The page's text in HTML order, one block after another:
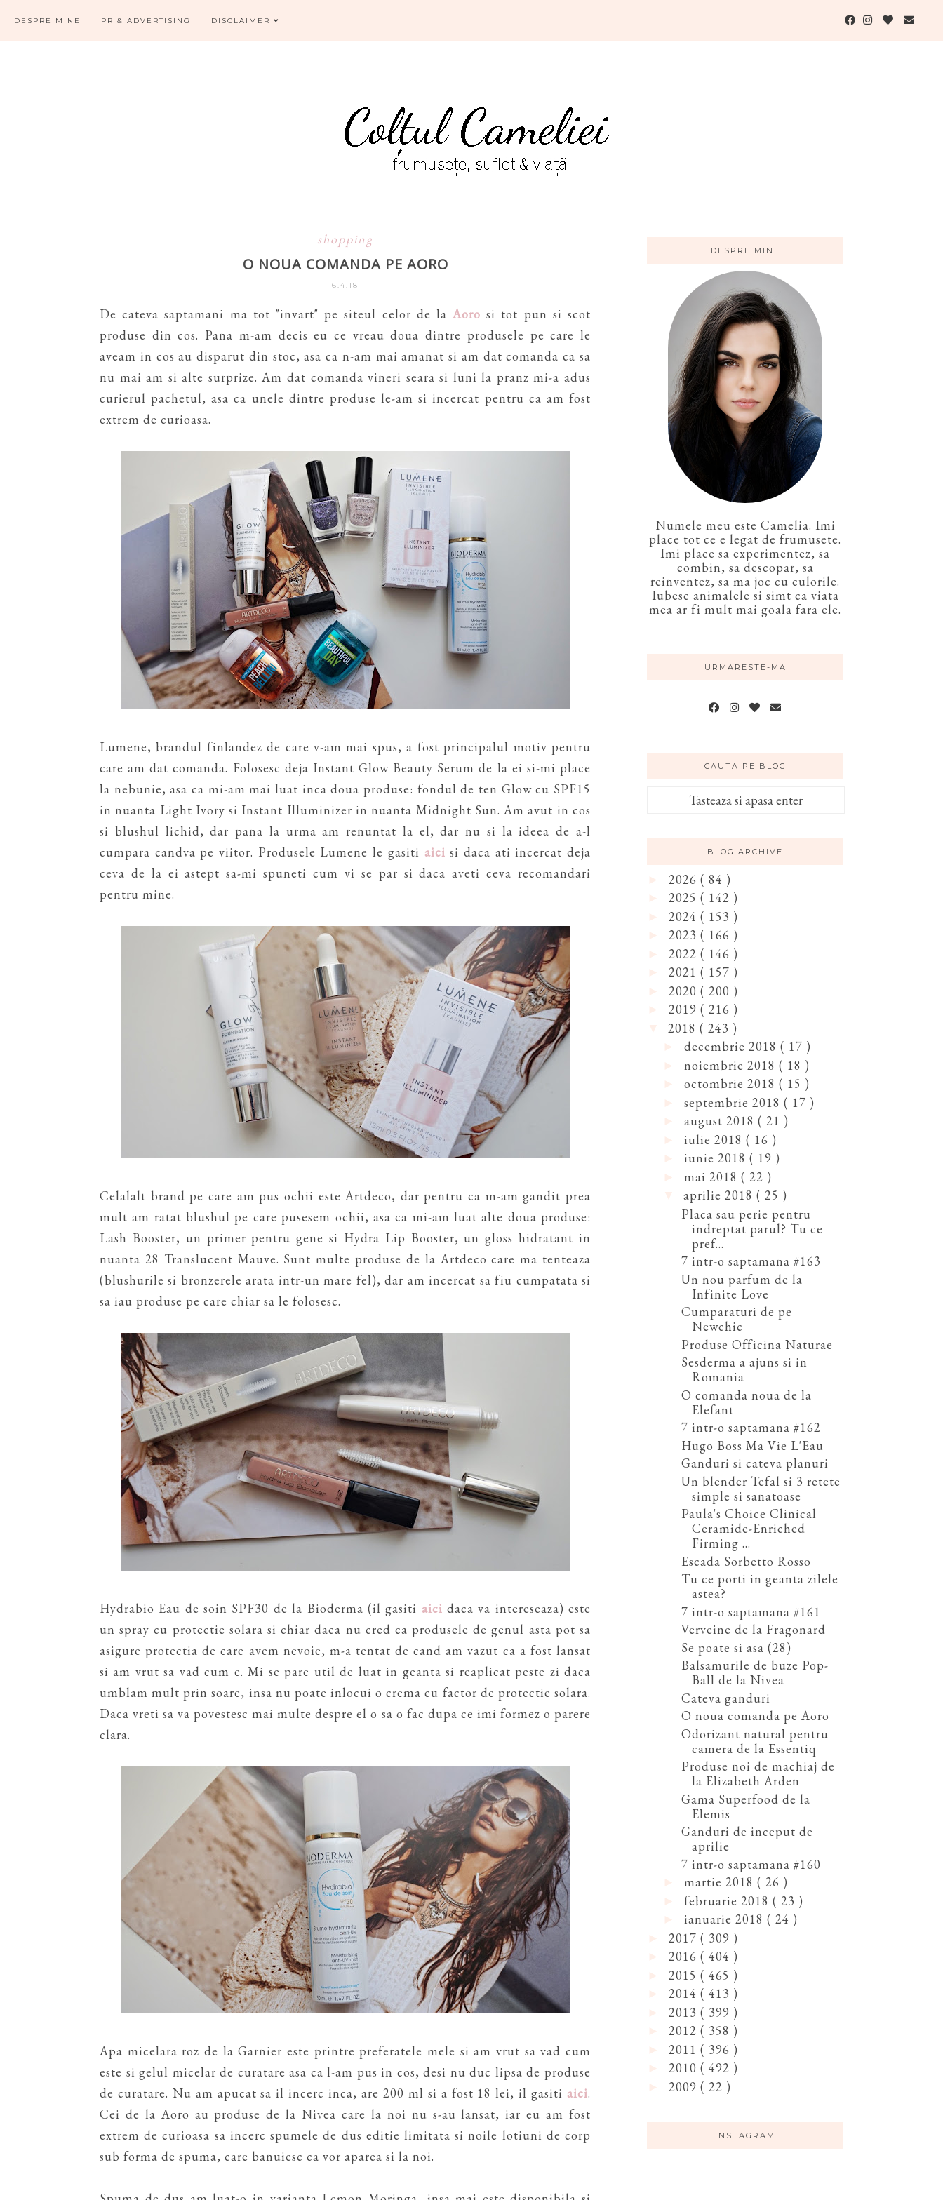
DESPRE MINE PR & ADVERTISING DISCLAIMER
shopping
O NOUA COMANDA PE AORO
6.4.18
De cateva saptamani ma tot "invart" pe siteul celor de laAoro si tot pun si scot
produse din cos. Pana m-am decis eu ce vreau doua dintre produsele pe care le
aveam in cos au disparut din stoc, asa ca n-am mai amanat si am dat comanda ca sa
nu mai am si alte surprize. Am dat comanda vineri seara si luni la pranz mi-a adus
curierul pachetul, asa ca unele dintre produse le-am si incercat pentru ca am fost
extrem de curioasa.
Lumene, brandul finlandez de care v-am mai spus, a fost principalul motiv pentru
care am dat comanda. Folosesc deja Instant Glow Beauty Serum de la ei si-mi place
la nebunie, asa ca mi-am mai luat inca doua produse: fondul de ten Glow cu SPF15
in nuanta Light Ivory si Instant Illuminizer in nuanta Midnight Sun. Am avut in cos
si blushul lichid, dar pana la urma am renuntat la el, dar nu si la ideea de a-l
cumpara candva pe viitor. Produsele Lumene le gasiti aici si daca ati incercat deja
ceva de la ei astept sa-mi spuneti cum vi se par si daca aveti ceva recomandari
pentru mine.
Celalalt brand pe care am pus ochii este Artdeco, dar pentru ca m-am gandit prea
mult am ratat blushul pe care pusesem ochii, asa ca mi-am luat alte doua produse:
Lash Booster, un primer pentru gene si Hydra Lip Booster, un gloss hidratant in
nuanta 28 Translucent Mauve. Sunt multe produse de la Artdeco care ma tenteaza
(blushurile si bronzerele arata intr-un mare fel), dar am incercat sa fiu cumpatata si
sa iau produse pe care chiar sa le folosesc.
Hydrabio Eau de soin SPF30 de la Bioderma (il gasiti aici daca va intereseaza) este
un spray cu protectie solara si chiar daca nu cred ca produsele de genul asta pot sa
asigure protectia de care avem nevoie, m-a tentat de cand am vazut ca a fost lansat
si am vrut sa vad cum e. Mi se pare util de luat in geanta si reaplicat peste zi daca
umblam mult prin soare, insa nu poate inlocui o crema cu factor de protectie solara.
Daca vreti sa va povestesc mai multe despre el o sa o fac dupa ce imi formez o parere
clara.
Apa micelara roz de la Garnier este printre preferatele mele si am vrut sa vad cum
este si gelul micelar de curatare asa ca l-am pus in cos, desi nu duc lipsa de produse
de curatare. Nu am apucat sa il incerc inca, are 200 ml si a fost 18 lei, il gasiti aici.
Cei de la Aoro au produse de la Nivea care la noi nu s-au lansat, iar eu am fost
extrem de curioasa sa incerc spumele de dus editie limitata si noile lotiuni de corp
sub forma de spuma, care banuiesc ca vor aparea si la noi.
DESPRE MINE
Numele meu este Camelia. Imi
place tot ce e legat de frumusete.
Imi place sa experimentez, sa
combin, sa descopar, sa
reinventez, sa ma joc cu culorile.
Iubesc animalele si simt ca viata
mea ar fi mult mai goala fara ele.
URMARESTE-MA
CAUTA PE BLOG
BLOG ARCHIVE
2026 ( 84 )
2025 ( 142 )
2024 ( 153 )
2023 ( 166 )
2022 ( 146 )
2021 ( 157 )
2020 ( 200 )
2019 ( 216 )
2018 ( 243 )
decembrie 2018 ( 17 )
noiembrie 2018 ( 18 )
octombrie 2018 ( 15 )
septembrie 2018 ( 17 )
august 2018 ( 21 )
iulie 2018 ( 16 )
iunie 2018 ( 19 )
mai 2018 ( 22 )
aprilie 2018 ( 25 )
Placa sau perie pentru
indreptat parul? Tu ce
pref...
7 intr-o saptamana #163
Un nou parfum de la
Infinite Love
Cumparaturi de pe
Newchic
Produse Officina Naturae
Sesderma a ajuns si in
Romania
O comanda noua de la
Elefant
7 intr-o saptamana #162
Hugo Boss Ma Vie L'Eau
Ganduri si cateva planuri
Un blender Tefal si 3 retete
simple si sanatoase
Paula's Choice Clinical
Ceramide-Enriched
Firming ...
Escada Sorbetto Rosso
Tu ce porti in geanta zilele
astea?
7 intr-o saptamana #161
Verveine de la Fragonard
Se poate si asa (28)
Balsamurile de buze Pop-
Ball de la Nivea
Cateva ganduri
O noua comanda pe Aoro
Odorizant natural pentru
camera de la Essentiq
Produse noi de machiaj de
la Elizabeth Arden
Gama Superfood de la
Elemis
Ganduri de inceput de
aprilie
7 intr-o saptamana #160
martie 2018 ( 26 )
februarie 2018 ( 23 )
ianuarie 2018 ( 24 )
2017 ( 309 )
2016 ( 404 )
2015 ( 465 )
2014 ( 413 )
2013 ( 399 )
2012 ( 358 )
2011 ( 396 )
2010 ( 492 )
2009 ( 22 )
INSTAGRAM